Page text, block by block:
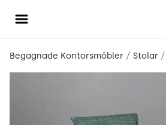
Öppna meny
Begagnade Kontorsmöbler / Stolar /